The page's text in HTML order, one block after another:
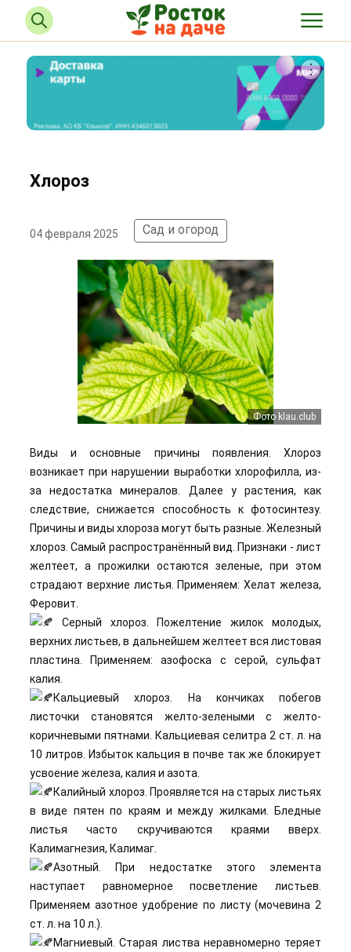
Хлороз
04 февраля 2025 Сад и огород
Фото klau.club
Виды и основные причины появления. Хлороз
возникает при нарушении выработки хлорофилла, из-
за недостатка минералов. Далее у растения, как
следствие, снижается способность к фотосинтезу.
Причины и виды хлороза могут быть разные. Железный
хлороз. Самый распространённый вид. Признаки - лист
желтеет, а прожилки остаются зеленые, при этом
страдают верхние листья. Применяем: Хелат железа,
Феровит.
Серный хлороз. Пожелтение жилок молодых,
верхних листьев, в дальнейшем желтеет вся листовая
пластина. Применяем: азофоска с серой, сульфат
калия.
Кальциевый хлороз. На кончиках побегов
листочки становятся желто-зелеными с желто-
коричневыми пятнами. Кальциевая селитра 2 ст. л. на
10 литров. Избыток кальция в почве так же блокирует
усвоение железа, калия и азота.
Калийный хлороз. Проявляется на старых листьях
в виде пятен по краям и между жилками. Бледные
листья часто скручиваются краями вверх.
Калимагнезия, Калимаг.
Азотный. При недостатке этого элемента
наступает равномерное посветление листьев.
Применяем азотное удобрение по листу (мочевина 2
ст. л. на 10 л.).
Магниевый. Старая листва неравномерно теряет